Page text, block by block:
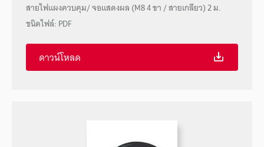
สายไฟแผงควบคุม/ จอแสดงผล (M8 4 ขา / สายเกลียว) 2 ม.
ชนิดไฟล์: PDF
ดาวน์โหลด